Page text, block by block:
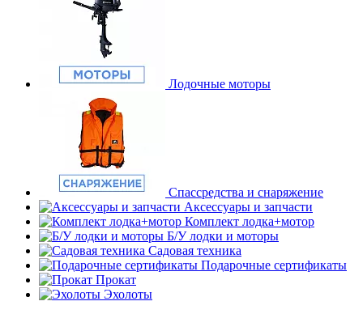
Лодочные моторы
Спассредства и снаряжение
Аксессуары и запчасти
Комплект лодка+мотор
Б/У лодки и моторы
Садовая техника
Подарочные сертификаты
Прокат
Эхолоты